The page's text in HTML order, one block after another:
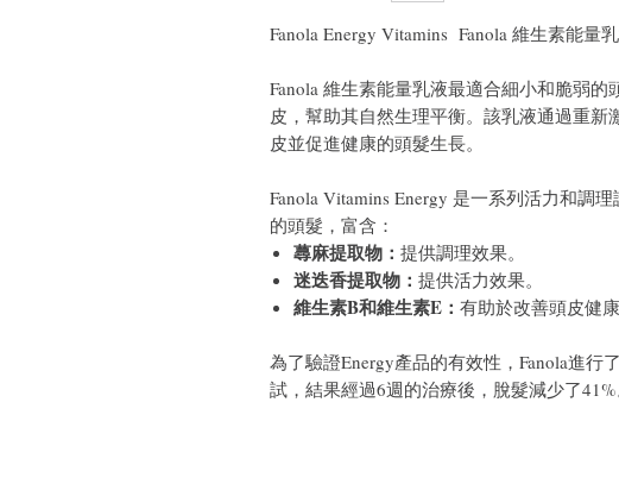
Fanola Energy Vitamins Fanola 維生素能量
Fanola 維生素能量乳液最適合細小和脆弱
皮，幫助其自然生理平衡。該乳液通過重新
皮並促進健康的頭髮生長。
Fanola Vitamins Energy 是一系列活力和調
的頭髮，富含：
蕁麻提取物： 提供調理效果。
迷迭香提取物： 提供活力效果。
維生素B和維生素E： 有助於改善頭皮健康
為了驗證Energy產品的有效性，Fanola進行
試，結果經過6週的治療後，脫髮減少了41%